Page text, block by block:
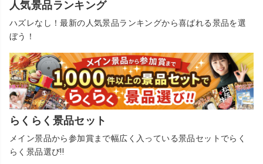
人気景品ランキング
ハズレなし！最新の人気景品ランキングから喜ばれる景品を選
ぼう！
らくらく景品セット
メイン景品から参加賞まで幅広く入っている景品セットでらく
らく景品選び!!